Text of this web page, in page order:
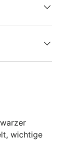
wichtige